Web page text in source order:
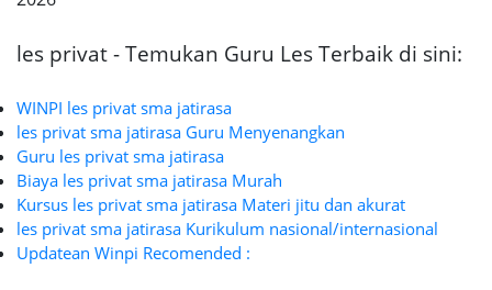
les privat - Temukan Guru Les Terbaik di sini:
WINPI les privat sma jatirasa
les privat sma jatirasa Guru Menyenangkan
Guru les privat sma jatirasa
Biaya les privat sma jatirasa Murah
Kursus les privat sma jatirasa Materi jitu dan akurat
les privat sma jatirasa Kurikulum nasional/internasional
Updatean Winpi Recomended :